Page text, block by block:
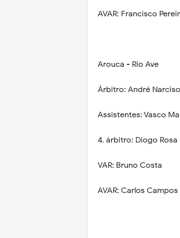
AVAR: Francisco
Arouca - Rio Ave
Árbitro: André Narciso
Assistentes: Vasco
4. árbitro: Diogo Rosa
VAR: Bruno Costa
AVAR: Carlos Campos